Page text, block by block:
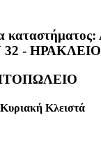
καταστήματος:
- ΗΡΑΚΛΕΙΟ
Κλειστά